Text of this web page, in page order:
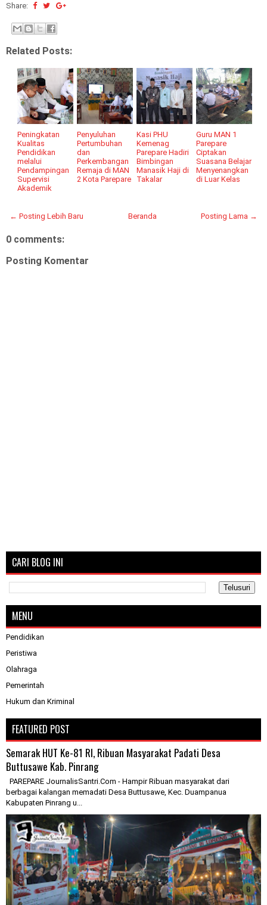
Share:
Related Posts:
Peningkatan
Kualitas
Pendidikan
melalui
Pendampingan
Supervisi
Akademik
Penyuluhan
Pertumbuhan
dan
Perkembangan
Remaja di MAN
2 Kota Parepare
Kasi PHU
Kemenag
Parepare Hadiri
Bimbingan
Manasik Haji di
Takalar
Guru MAN 1
Parepare
Ciptakan
Suasana Belajar
Menyenangkan
di Luar Kelas
← Posting Lebih Baru Posting Lama →
Beranda
0 comments:
Posting Komentar
CARI BLOG INI
MENU
Pendidikan
Peristiwa
Olahraga
Pemerintah
Hukum dan Kriminal
FEATURED POST
Semarak HUT Ke-81 RI, Ribuan Masyarakat Padati Desa
Buttusawe Kab. Pinrang
PAREPARE JournalisSantri.Com - Hampir Ribuan masyarakat dari
berbagai kalangan memadati Desa Buttusawe, Kec. Duampanua
Kabupaten Pinrang u...